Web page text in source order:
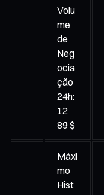
Volu
me
de
Neg
ocia
ção
24h:
12
89 $
Máxi
mo
Hist